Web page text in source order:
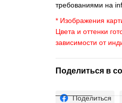
требованиями на
* Изображения
Цвета и оттенки
зависимости от
Поделиться в
Поделиться